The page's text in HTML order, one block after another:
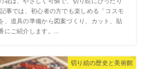
事では、初心者の方でも楽しめる「コスモ
、道具の準備から図案づくり、カット、貼
にご紹介します。...
切り絵の歴史と美術館